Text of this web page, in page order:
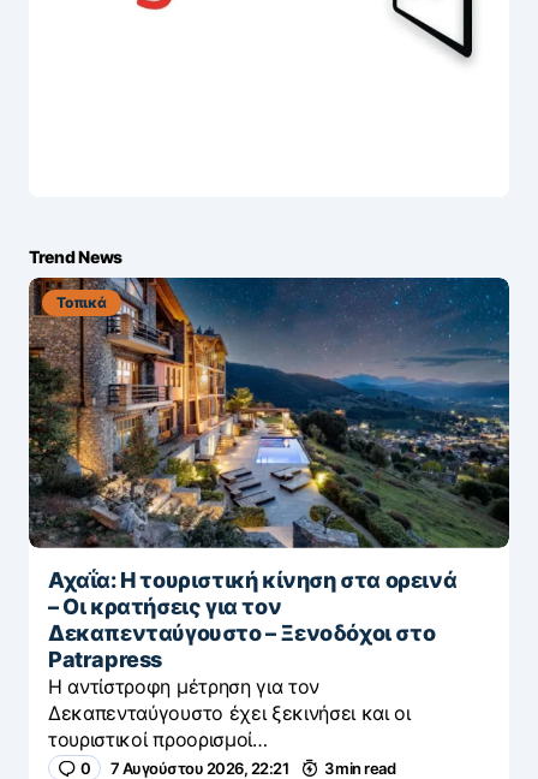
Trend News
Τοπικά
Αχαΐα: Η τουριστική κίνηση στα ορεινά
– Οι κρατήσεις για τον
Δεκαπενταύγουστο – Ξενοδόχοι στο
Patrapress
Η αντίστροφη μέτρηση για τον
Δεκαπενταύγουστο έχει ξεκινήσει και οι
τουριστικοί προορισμοί…
0 7 Αυγούστου 2026, 22:21 3 min read